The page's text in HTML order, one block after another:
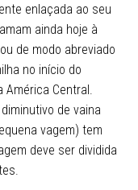
enlaçada ao seu
ainda hoje à
de modo abreviado
no início do
América Central.
de vaina
vagem) tem
deve ser dividida